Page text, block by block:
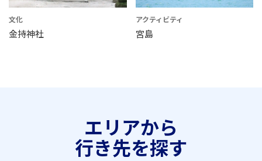
文化
金持神社
アクティビティ
宮島
エリアから
行き先を探す